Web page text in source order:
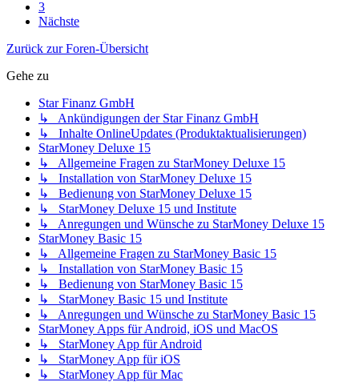
3
Nächste
Zurück zur Foren-Übersicht
Gehe zu
Star Finanz GmbH
↳ Ankündigungen der Star Finanz GmbH
↳ Inhalte OnlineUpdates (Produktaktualisierungen)
StarMoney Deluxe 15
↳ Allgemeine Fragen zu StarMoney Deluxe 15
↳ Installation von StarMoney Deluxe 15
↳ Bedienung von StarMoney Deluxe 15
↳ StarMoney Deluxe 15 und Institute
↳ Anregungen und Wünsche zu StarMoney Deluxe 15
StarMoney Basic 15
↳ Allgemeine Fragen zu StarMoney Basic 15
↳ Installation von StarMoney Basic 15
↳ Bedienung von StarMoney Basic 15
↳ StarMoney Basic 15 und Institute
↳ Anregungen und Wünsche zu StarMoney Basic 15
StarMoney Apps für Android, iOS und MacOS
↳ StarMoney App für Android
↳ StarMoney App für iOS
↳ StarMoney App für Mac